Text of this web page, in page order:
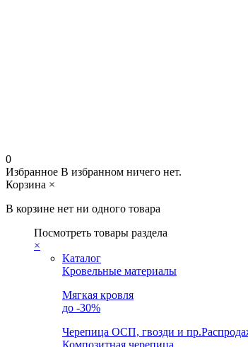
0
Избранное В избранном ничего нет.
Корзина ×
В корзине нет ни одного товара
Посмотреть товары раздела
×
Каталог
Кровельные материалы
Мягкая кровля
до -30%
Черепица ОСП, гвозди и пр.
Композитная черепица